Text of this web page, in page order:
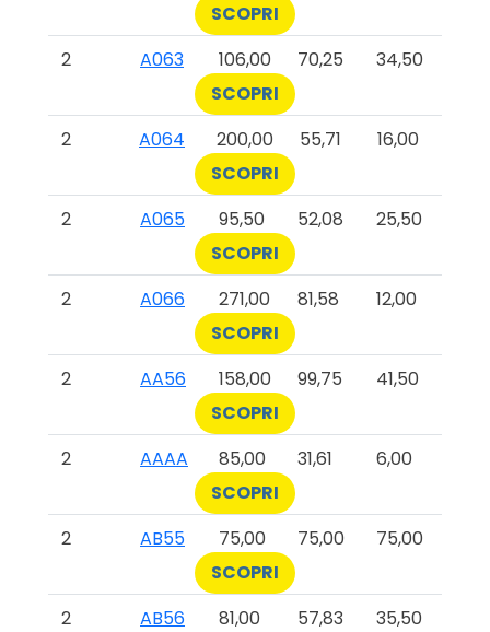
SCOPRI
2
A063 106,00 70,25
34,50
SCOPRI
2
A064 200,00 55,71
16,00
SCOPRI
2
A065 95,50 52,08
25,50
SCOPRI
2
A066 271,00 81,58
12,00
SCOPRI
2
AA56 158,00 99,75
41,50
SCOPRI
2
AAAA 85,00 31,61
6,00
SCOPRI
2
AB55 75,00 75,00
75,00
SCOPRI
2
AB56 81,00 57,83
35,50